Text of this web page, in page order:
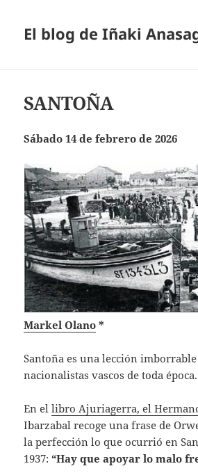
El blog de Iñaki
SANTOÑA
Sábado 14 de febrero de 2026
Markel Olano *
Santoña es una lección
nacionalistas vascos de toda época.
En ellibro Ajuriagerra, el
Ibarzabal recoge una frase de
la perfección lo que ocurrió en
1937:“Hay que apoyar lo malo